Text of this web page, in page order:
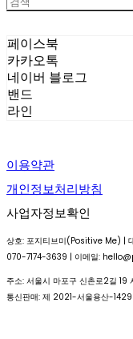
페이스북
카카오톡
네이버 블로그
밴드
라인
이용약관
개인정보처리방침
사업자정보확인
상호: 포지티브미(Positive Me) |
070-7174-3639 | 이메일:
주소: 서울시 마포구 신촌로2길 19
통신판매: 제 2021-서울용산-1429